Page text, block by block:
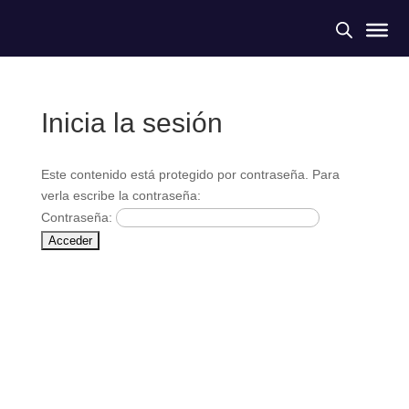
Inicia la sesión
Este contenido está protegido por contraseña. Para
verla escribe la contraseña:
Contraseña: